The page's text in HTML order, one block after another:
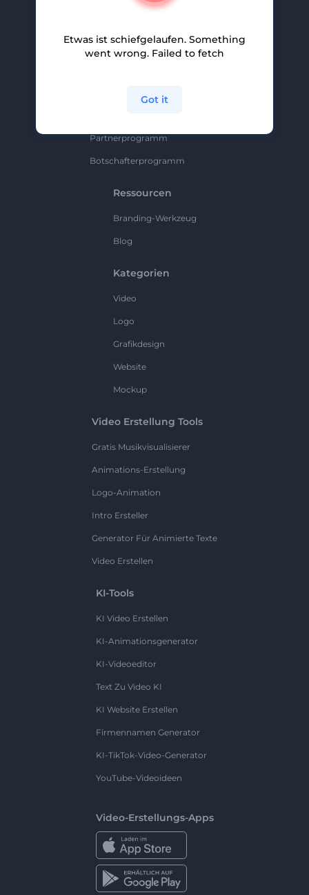
Partnerprogramm
Partnerprogramm
Botschafterprogramm
Ressourcen
Branding-Werkzeug
Blog
Kategorien
Video
Logo
Grafikdesign
Website
Mockup
Video Erstellung Tools
Gratis Musikvisualisierer
Animations-Erstellung
Logo-Animation
Intro Ersteller
Generator Für Animierte Texte
Video Erstellen
KI-Tools
KI Video Erstellen
KI-Animationsgenerator
KI-Videoeditor
Text Zu Video KI
KI Website Erstellen
Firmennamen Generator
KI-TikTok-Video-Generator
YouTube-Videoideen
Video-Erstellungs-Apps
Etwas ist schiefgelaufen. Something
went wrong. Failed to fetch
Got it